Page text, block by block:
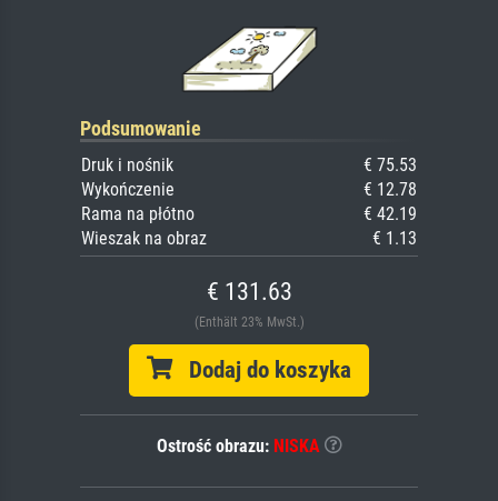
Podsumowanie
Druk i nośnik
€ 75.53
Wykończenie
€ 12.78
Rama na płótno
€ 42.19
Wieszak na obraz
€ 1.13
€ 131.63
(Enthält 23% MwSt.)
Dodaj do koszyka
Ostrość obrazu: NISKA